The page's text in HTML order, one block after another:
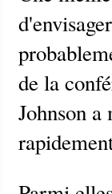
de la
Johnson a